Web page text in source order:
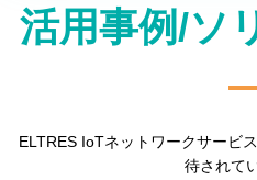
活用事例/ソ
ELTRES IoTネットワークサービ
待されて
コンテンツ
の事例」を
ブログ記事
の事例」を公